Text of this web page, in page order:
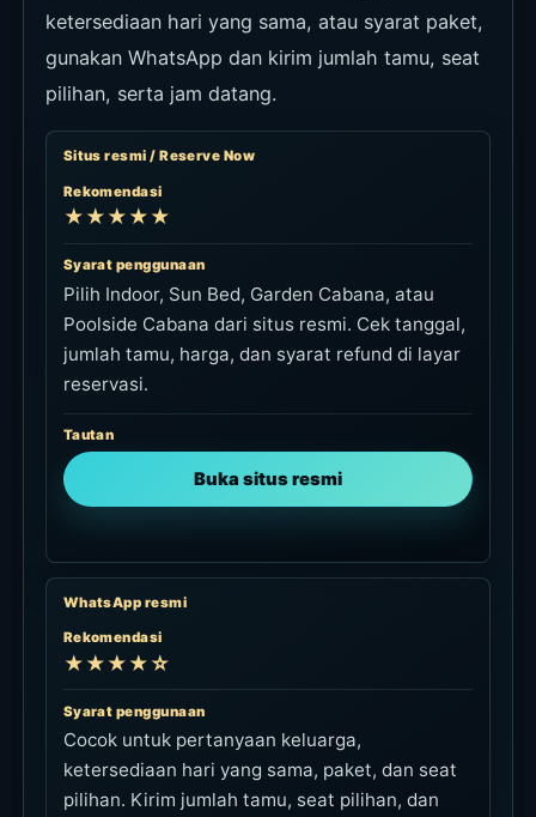
ketersediaan hari yang sama, atau syarat paket,
gunakan WhatsApp dan kirim jumlah tamu, seat
pilihan, serta jam datang.
Situs resmi / Reserve Now
Rekomendasi
★★★★★
Syarat penggunaan
Pilih Indoor, Sun Bed, Garden Cabana, atau
Poolside Cabana dari situs resmi. Cek tanggal,
jumlah tamu, harga, dan syarat refund di layar
reservasi.
Tautan
Buka situs resmi
WhatsApp resmi
Rekomendasi
★★★★☆
Syarat penggunaan
Cocok untuk pertanyaan keluarga,
ketersediaan hari yang sama, paket, dan seat
pilihan. Kirim jumlah tamu, seat pilihan, dan